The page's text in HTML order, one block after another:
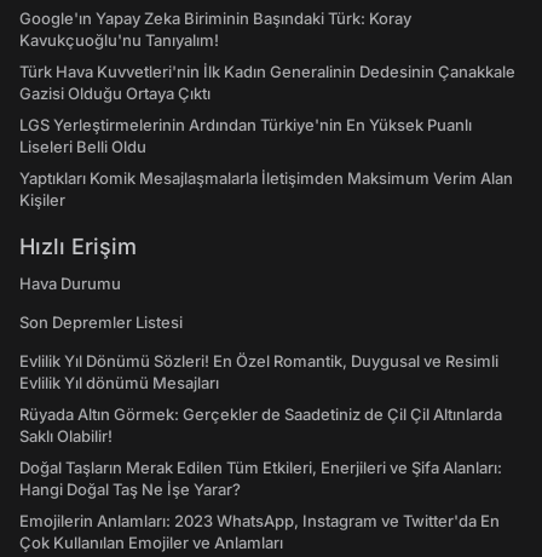
Google'ın Yapay Zeka Biriminin Başındaki Türk: Koray
Kavukçuoğlu'nu Tanıyalım!
Türk Hava Kuvvetleri'nin İlk Kadın Generalinin Dedesinin Çanakkale
Gazisi Olduğu Ortaya Çıktı
LGS Yerleştirmelerinin Ardından Türkiye'nin En Yüksek Puanlı
Liseleri Belli Oldu
Yaptıkları Komik Mesajlaşmalarla İletişimden Maksimum Verim Alan
Kişiler
Hızlı Erişim
Hava Durumu
Son Depremler Listesi
Evlilik Yıl Dönümü Sözleri! En Özel Romantik, Duygusal ve Resimli
Evlilik Yıl dönümü Mesajları
Rüyada Altın Görmek: Gerçekler de Saadetiniz de Çil Çil Altınlarda
Saklı Olabilir!
Doğal Taşların Merak Edilen Tüm Etkileri, Enerjileri ve Şifa Alanları:
Hangi Doğal Taş Ne İşe Yarar?
Emojilerin Anlamları: 2023 WhatsApp, Instagram ve Twitter'da En
Çok Kullanılan Emojiler ve Anlamları